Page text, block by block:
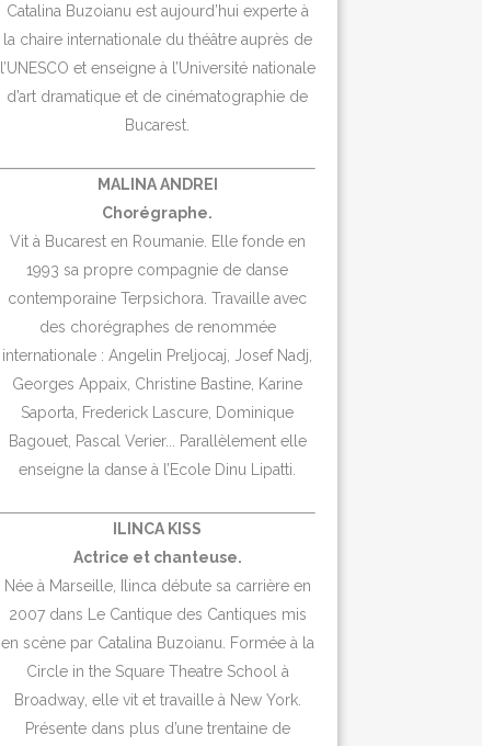
Catalina Buzoianu est aujourd’hui experte à
la chaire internationale du théâtre auprès de
l’UNESCO et enseigne à l’Université nationale
d’art dramatique et de cinématographie de
Bucarest.
MALINA ANDREI
Chorégraphe.
Vit à Bucarest en Roumanie. Elle fonde en
1993 sa propre compagnie de danse
contemporaine Terpsichora. Travaille avec
des chorégraphes de renommée
internationale : Angelin Preljocaj, Josef Nadj,
Georges Appaix, Christine Bastine, Karine
Saporta, Frederick Lascure, Dominique
Bagouet, Pascal Verier... Parallèlement elle
enseigne la danse à l’Ecole Dinu Lipatti.
ILINCA KISS
Actrice et chanteuse.
Née à Marseille, Ilinca débute sa carrière en
2007 dans Le Cantique des Cantiques mis
en scène par Catalina Buzoianu. Formée à la
Circle in the Square Theatre School à
Broadway, elle vit et travaille à New York.
Présente dans plus d’une trentaine de